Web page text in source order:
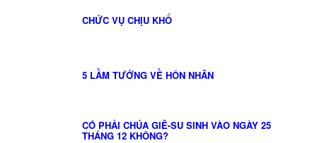
CHỨC VỤ CHỊU KHỔ
5 LẦM TƯỞNG VỀ HÔN NHÂN
CÓ PHẢI CHÚA GIÊ-SU SINH VÀO NGÀY 25
THÁNG 12 KHÔNG?